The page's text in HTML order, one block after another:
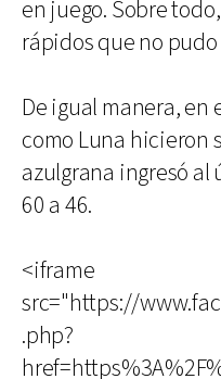
en juego. Sobre
rápidos que no
De igual manera, en
como Luna hicieron
azulgrana ingresó
60 a 46.
<iframe
src="https://
.php?